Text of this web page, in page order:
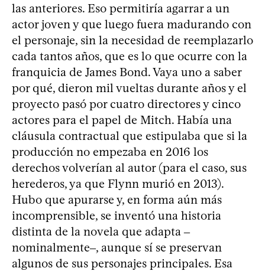
las anteriores. Eso permitiría agarrar a un
actor joven y que luego fuera madurando con
el personaje, sin la necesidad de reemplazarlo
cada tantos años, que es lo que ocurre con la
franquicia de James Bond. Vaya uno a saber
por qué, dieron mil vueltas durante años y el
proyecto pasó por cuatro directores y cinco
actores para el papel de Mitch. Había una
cláusula contractual que estipulaba que si la
producción no empezaba en 2016 los
derechos volverían al autor (para el caso, sus
herederos, ya que Flynn murió en 2013).
Hubo que apurarse y, en forma aún más
incomprensible, se inventó una historia
distinta de la novela que adapta ‒
nominalmente‒, aunque sí se preservan
algunos de sus personajes principales. Esa